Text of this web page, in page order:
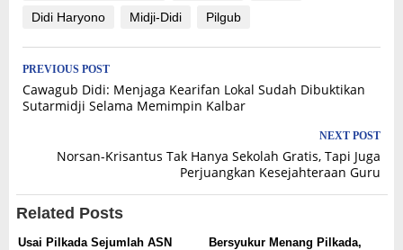
Didi Haryono
Midji-Didi Pilgub
Post
navigation
PREVIOUS POST
Cawagub Didi: Menjaga Kearifan Lokal Sudah Dibuktikan
Sutarmidji Selama Memimpin Kalbar
NEXT POST
Norsan-Krisantus Tak Hanya Sekolah Gratis, Tapi Juga
Perjuangkan Kesejahteraan Guru
Related Posts
Usai Pilkada Sejumlah ASN
Bersyukur Menang Pilkada,